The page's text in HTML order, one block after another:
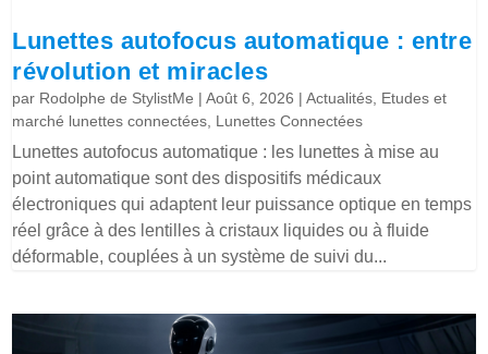
Lunettes autofocus automatique : entre
révolution et miracles
par Rodolphe de StylistMe |Août 6, 2026 |Actualités Etudes et
marché lunettes connectées Lunettes Connectées
Lunettes autofocus automatique : les lunettes à mise au
point automatique sont des dispositifs médicaux
électroniques qui adaptent leur puissance optique en temps
réel grâce à des lentilles à cristaux liquides ou à fluide
déformable, couplées à un système de suivi du...